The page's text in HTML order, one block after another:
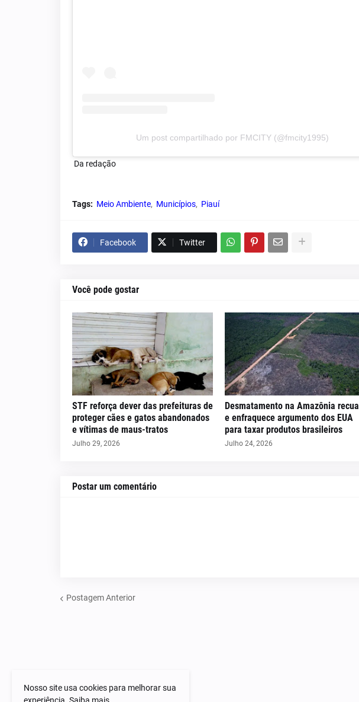
Um post compartilhado por FMCITY (@fmcity1995)
Da redação
Tags: Meio Ambiente Municípios Piauí
Facebook Twitter
Você pode gostar
STF reforça dever das prefeituras de
proteger cães e gatos abandonados
e vítimas de maus-tratos
Julho 29, 2026
Desmatamento na Amazônia recua
e enfraquece argumento dos EUA
para taxar produtos brasileiros
Julho 24, 2026
Postar um comentário
Postagem Anterior
Nosso site usa cookies para melhorar sua